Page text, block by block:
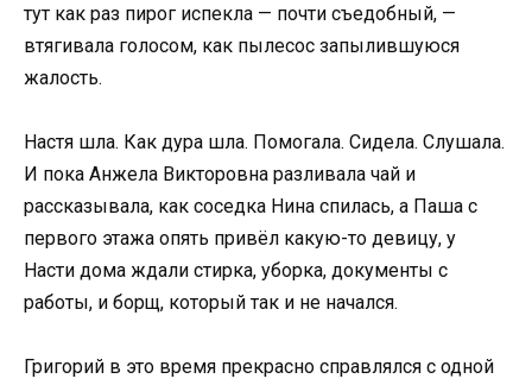
тут как раз пирог испекла — почти съедобный, —
втягивала голосом, как пылесос запылившуюся
жалость.
Настя шла. Как дура шла. Помогала. Сидела. Слушала.
И пока Анжела Викторовна разливала чай и
рассказывала, как соседка Нина спилась, а Паша с
первого этажа опять привёл какую-то девицу, у
Насти дома ждали стирка, уборка, документы с
работы, и борщ, который так и не начался.
Григорий в это время прекрасно справлялся с одной